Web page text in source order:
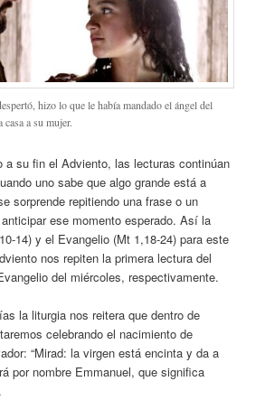
hizo lo que le había mandado el ángel del
a su mujer.
a su fin el Adviento, las lecturas continúan
uno sabe que algo grande está a
sorprende repitiendo una frase o un
ese momento esperado. Así la
14) y el Evangelio (Mt 1,18-24) para este
nos repiten la primera lectura del
del miércoles, respectivamente.
la liturgia nos reitera que dentro de
celebrando el nacimiento de
“Mirad: la virgen está encinta y da a
por nombre Emmanuel, que significa